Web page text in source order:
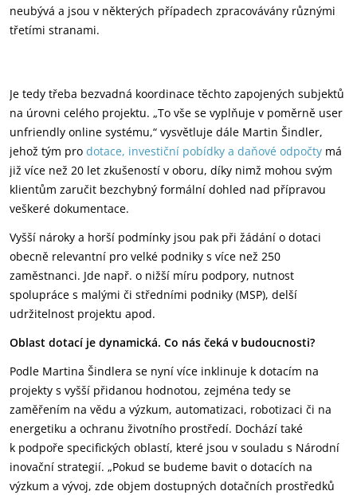
neubývá a jsou v některých případech zpracovávány různými
třetími stranami.
Je tedy třeba bezvadná koordinace těchto zapojených subjektů
na úrovni celého projektu. „To vše se vyplňuje v poměrně user
unfriendly online systému,“ vysvětluje dále Martin Šindler,
jehož tým pro dotace, investiční pobídky a daňové odpočty má
již více než 20 let zkušeností v oboru, díky nimž mohou svým
klientům zaručit bezchybný formální dohled nad přípravou
veškeré dokumentace.
Vyšší nároky a horší podmínky jsou pak při žádání o dotaci
obecně relevantní pro velké podniky s více než 250
zaměstnanci. Jde např. o nižší míru podpory, nutnost
spolupráce s malými či středními podniky (MSP), delší
udržitelnost projektu apod.
Oblast dotací je dynamická. Co nás čeká v budoucnosti?
Podle Martina Šindlera se nyní více inklinuje k dotacím na
projekty s vyšší přidanou hodnotou, zejména tedy se
zaměřením na vědu a výzkum, automatizaci, robotizaci či na
energetiku a ochranu životního prostředí. Dochází také
k podpoře specifických oblastí, které jsou v souladu s Národní
inovační strategií. „Pokud se budeme bavit o dotacích na
výzkum a vývoj, zde objem dostupných dotačních prostředků